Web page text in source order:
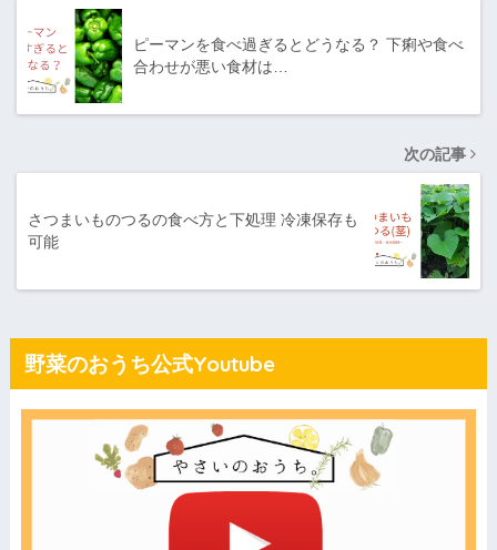
ピーマンを食べ過ぎるとどうなる？ 下痢や食べ
合わせが悪い食材は…
次の記事
さつまいものつるの食べ方と下処理 冷凍保存も
可能
野菜のおうち公式Youtube